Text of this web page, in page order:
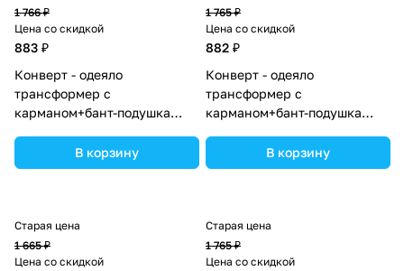
1 766 ₽
Цена со скидкой
883 ₽
Конверт - одеяло
трансформер с
карманом+бант-подушка
(№7498-0-1_06) цвета в
ассортименте.
В корзину
1 765 ₽
Цена со скидкой
882 ₽
Конверт - одеяло
трансформер с
карманом+бант-подушка
(№7496-0-1_13) цвета в
ассортименте.
В корзину
Старая цена
1 665 ₽
Цена со скидкой
Старая цена
1 765 ₽
Цена со скидкой